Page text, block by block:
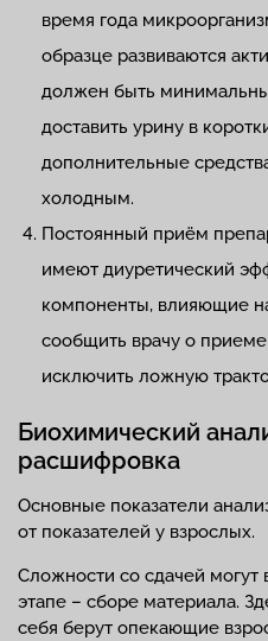
время года
образце развиваются
должен быть
доставить урину в
дополнительные
холодным.
Постоянный приём
имеют диуретический
компоненты, влияющие
сообщить врачу о
исключить ложную
Биохимический
расшифровка
Основные показатели
от показателей у взрослых.
Сложности со сдачей
этапе – сборе материала.
себя берут опекающие